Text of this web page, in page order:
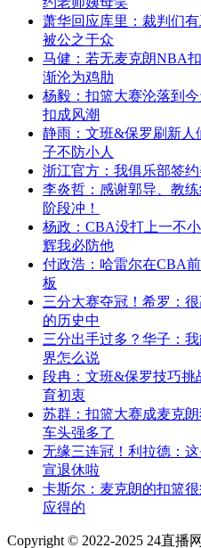
萧华回应库里：裁判
被公之于众
马健：若无麦克朗
渐沦为鸡肋
杨毅：扣篮大赛沦落
扣成风潮
静雨：文班&保罗刷新
子不防小人
浙江官方：我俱乐部
李炎哲：感谢郭导、
阶段冲！
杨政：CBA没打上一不
辉我必防他
付政浩：哈雷尔在
板
三分大赛夺冠！希罗
的历史中
三分出手过多？华子
界怎么说
段冉：文班&保罗技巧
育初衷
苏群：扣篮大赛成麦
车头强多了
无缘三连冠！利拉德
宣退休啦
卡斯尔：麦克朗的扣
应得的
Copyright © 2022-2025 24直播